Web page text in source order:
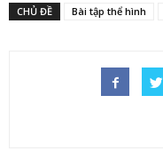
CHỦ ĐỀ Bài tập thể hình